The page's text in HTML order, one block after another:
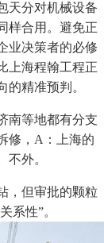
天分对机械设备
样合用。避免正
业决策者的必修
上海程翰工程正
精准预判。
等地都有分支
修，A：上海的
不外。
但审批的颗粒
系性”。